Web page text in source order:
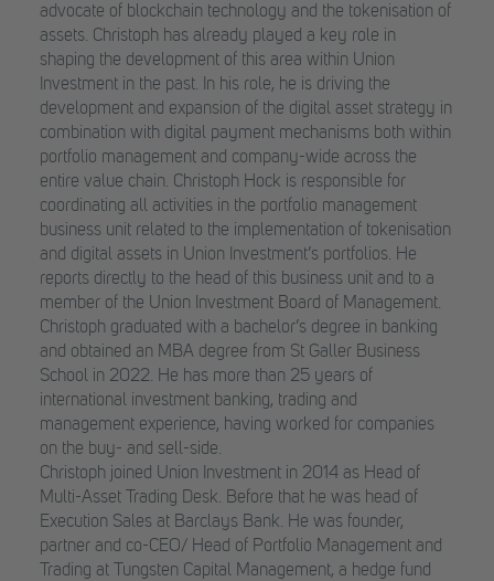
advocate of blockchain technology and the tokenisation of
assets. Christoph has already played a key role in
shaping the development of this area within Union
Investment in the past. In his role, he is driving the
development and expansion of the digital asset strategy in
combination with digital payment mechanisms both within
portfolio management and company-wide across the
entire value chain. Christoph Hock is responsible for
coordinating all activities in the portfolio management
business unit related to the implementation of tokenisation
and digital assets in Union Investment’s portfolios. He
reports directly to the head of this business unit and to a
member of the Union Investment Board of Management.
Christoph graduated with a bachelor’s degree in banking
and obtained an MBA degree from St Galler Business
School in 2022. He has more than 25 years of
international investment banking, trading and
management experience, having worked for companies
on the buy- and sell-side.
Christoph joined Union Investment in 2014 as Head of
Multi-Asset Trading Desk. Before that he was head of
Execution Sales at Barclays Bank. He was founder,
partner and co-CEO/ Head of Portfolio Management and
Trading at Tungsten Capital Management, a hedge fund